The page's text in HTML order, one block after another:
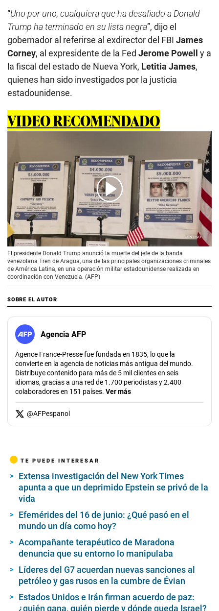
“Uno por uno, cualquiera que ha desafiado a Donald
Trump ha terminado en su lista negra”, dijo el
gobernador al referirse al exdirector del FBI James
Corney, al expresidente de la Fed Jerome Powell
y a
la fiscal del estado de Nueva York, Letitia James,
quienes han sido investigados por la justicia
estadounidense.
VIDEO RECOMENDADO
00:00/00:37
El presidente Donald Trump anunció la muerte del jefe de la banda
venezolana Tren de Aragua, una de las principales organizaciones criminales
de América Latina, en una operación militar estadounidense realizada en
coordinación con Venezuela. (AFP)
SOBRE EL AUTOR
Agencia AFP
Agence France-Presse fue fundada en 1835, lo que la
convierte en la agencia de noticias más antigua del mundo.
Distribuye contenido para más de 5 mil clientes en seis
idiomas, gracias a una red de 1.700 periodistas y 2.400
colaboradores en 151 países. Ver más
@AFPespanol
TE PUEDE INTERESAR
Extensa investigación del New York Times
apunta a que un deprimido Epstein se privó de la
vida
Efemérides del 16 de junio: ¿Qué pasó en el
mundo un día como hoy?
Acompañante terapéutico de Maradona
denuncia que su entorno lo manipulaba
Líderes del G7 acuerdan nuevas sanciones al
petróleo y gas rusos en la cumbre de Évian
Estados Unidos e Irán firman acuerdo de paz:
¿quién gana, quién pierde y dónde queda Israel?